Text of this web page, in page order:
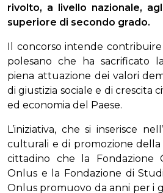
rivolto, a livello nazionale,
superiore di secondo grado.
Il concorso intende
polesano che ha sacrificato
piena attuazione dei valori
di giustizia sociale e di crescita
ed economia del Paese.
L’iniziativa, che si inserisce
culturali e di promozione della
cittadino che la Fondazione
Onlus e la Fondazione di
Onlus promuovo da anni per i